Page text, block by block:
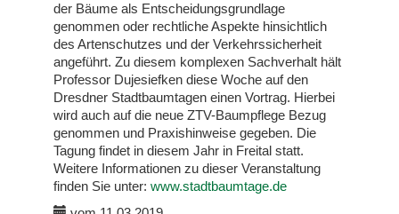
der Bäume als Entscheidungsgrundlage
genommen oder rechtliche Aspekte hinsichtlich
des Artenschutzes und der Verkehrssicherheit
angeführt. Zu diesem komplexen Sachverhalt hält
Professor Dujesiefken diese Woche auf den
Dresdner Stadtbaumtagen einen Vortrag. Hierbei
wird auch auf die neue ZTV-Baumpflege Bezug
genommen und Praxishinweise gegeben. Die
Tagung findet in diesem Jahr in Freital statt.
Weitere Informationen zu dieser Veranstaltung
finden Sie unter: www.stadtbaumtage.de